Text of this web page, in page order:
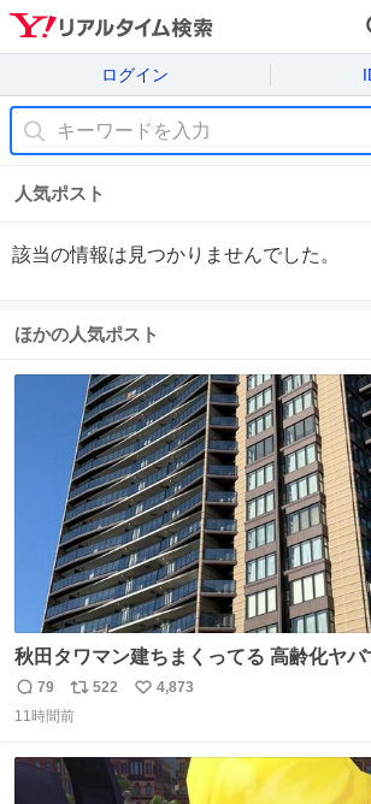
ログイン
人気ポスト
該当の情報は見つかりませんでした。
ほかの人気ポスト
秋田タワマン建ちまくってる 高齢化ヤ
パクトシティつくって高齢者を住ませる
全部駅前にある
返
信
79
リ
ポ
ト
数
522
い
数
4,873
11時間前